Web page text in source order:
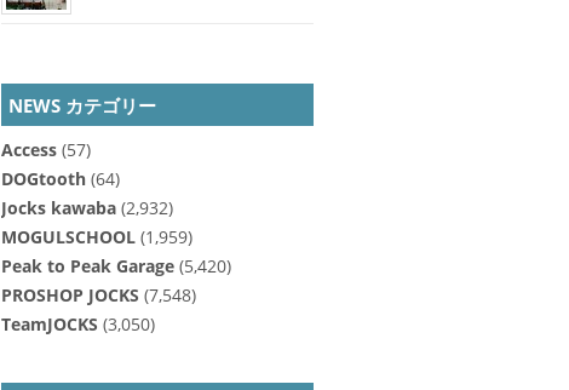
NEWS カテゴリー
Access(57)
DOGtooth(64)
Jocks kawaba(2,932)
MOGULSCHOOL(1,959)
Peak to Peak Garage(5,420)
PROSHOP JOCKS (7,548)
TeamJOCKS (3,050)